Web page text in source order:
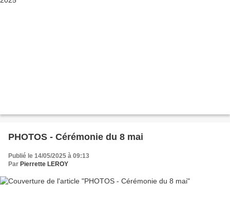
PHOTOS - Cérémonie du 8 mai
Publié le 14/05/2025 à 09:13
Par Pierrette LEROY